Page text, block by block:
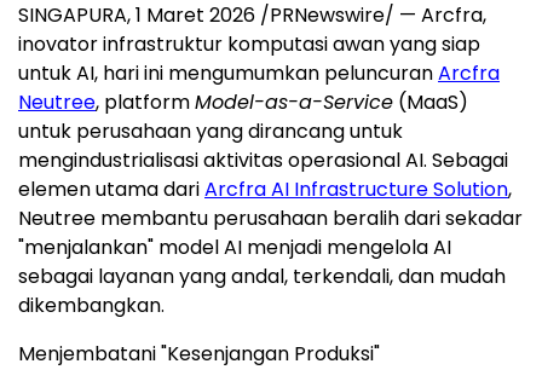
SINGAPURA, 1 Maret 2026 /PRNewswire/ — Arcfra,
inovator infrastruktur komputasi awan yang siap
untuk AI, hari ini mengumumkan peluncuranArcfra
Neutree, platformModel-as-a-Service (MaaS)
untuk perusahaan yang dirancang untuk
mengindustrialisasi aktivitas operasional AI. Sebagai
elemen utama dariArcfra AI Infrastructure Solution,
Neutree membantu perusahaan beralih dari sekadar
"menjalankan" model AI menjadi mengelola AI
sebagai layanan yang andal, terkendali, dan mudah
dikembangkan.
Menjembatani "Kesenjangan Produksi"